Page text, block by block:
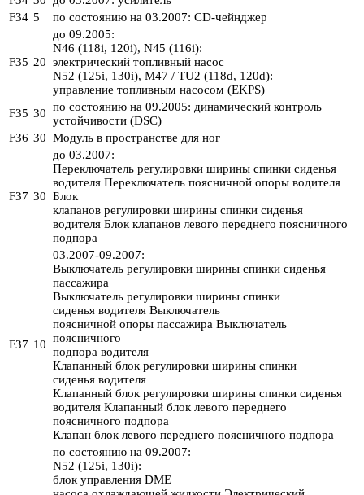
F34 5 по состоянию на 03.2007: CD-чейнджер
F35 20
до 09.2005:
N46 (118i, 120i), N45 (116i):
электрический топливный насос
N52 (125i, 130i), M47 / TU2 (118d, 120d):
управление топливным насосом (EKPS)
F35 30 по состоянию на 09.2005: динамический контроль
устойчивости (DSC)
F36 30 Модуль в пространстве для ног
F37 30
до 03.2007:
Переключатель регулировки ширины спинки сиденья
водителя Переключатель поясничной опоры водителя
Блок
клапанов регулировки ширины спинки сиденья
водителя Блок клапанов левого переднего поясничного
подпора
F37 10
03.2007-09.2007:
Выключатель регулировки ширины спинки сиденья
пассажира
Выключатель регулировки ширины спинки
сиденья водителя Выключатель
поясничной опоры пассажира Выключатель
поясничного
подпора водителя
Клапанный блок регулировки ширины спинки
сиденья водителя
Клапанный блок регулировки ширины спинки сиденья
водителя Клапанный блок левого переднего
поясничного подпора
Клапан блок левого переднего поясничного подпора
по состоянию на 09.2007:
N52 (125i, 130i):
блок управления DME